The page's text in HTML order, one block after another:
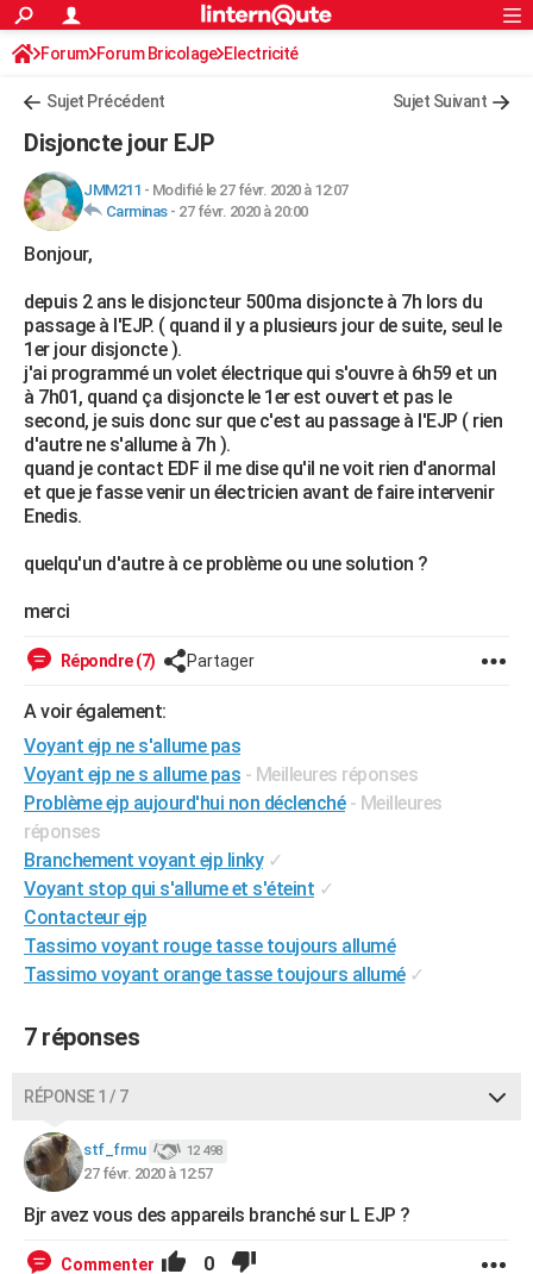
ACTUALITÉS
Politique
Société
Faits Divers
Education
Monde
Villes
+
FINANCE
Retraite
Impôts
Epargne
Immobilier
Risques naturels par ville
Banque
Assurance
Crédit
AUTO
Essais
Réserver un essai
Citadines
Berlines
SUV
Forum auto
+HIGH-TECH
Mobiles
Meilleur smartphone
Internet
Ordinateurs
Jeux vidéo
Guide high-tech
+BRICOLAGE
Forum
Aménagement intérieur
Extérieur
Cuisine
Salle de bains
Jardinage
Rangement
WEEK-END
Guides de France
Escapades
Patrimoine
Expositions
Week-end nature
LIFESTYLE
Art de vivre
Bien-être
Modes de vie
SANTE
Alimentation
Guide de la santé
Maladies
Médicaments
Sommeil
VOYAGE
Destinations
City break
Voyage nature
Voyage de noces
Forum
Climat
+PHOTO
GUIDES D'ACHAT
BONS PLANS
CARTE DE VOEUX
Carte de Noël
Carte Bonne année
Carte Saint-Valentin
Carte Pâques
Carte d'anniversaire
DICTIONNAIRE
Dictionnaire
Biographies
Citations
Expressions
Proverbes
PROGRAMME TV
COPAINS D'AVANT
S'inscrire
Se connecter
Lycées
Collèges
Primaires
Universités
Entreprises
Service militaire
Avis de recherche
AVIS DE DÉCÈS
FORUM
S'inscrire
Connexion
Forum Forum Bricolage Electricité
Sujet Précédent Sujet Suivant
Disjoncte jour EJP
JMM211 - Modifié le 27 févr. 2020 à 12:07
Carminas- 27 févr. 2020 à 20:00
Bonjour,
depuis 2 ans le disjoncteur 500ma disjoncte à 7h lors du
passage à l'EJP. ( quand il y a plusieurs jour de suite, seul le
1er jour disjoncte ).
j'ai programmé un volet électrique qui s'ouvre à 6h59 et un
à 7h01, quand ça disjoncte le 1er est ouvert et pas le
second, je suis donc sur que c'est au passage à l'EJP ( rien
d'autre ne s'allume à 7h ).
quand je contact EDF il me dise qu'il ne voit rien d'anormal
et que je fasse venir un électricien avant de faire intervenir
Enedis.
quelqu'un d'autre à ce problème ou une solution ?
merci
Répondre (7) Partager
A voir également:
Voyant ejp ne s'allume pas
Voyant ejp ne s allume pas - Meilleures réponses
Problème ejp aujourd'hui non déclenché - Meilleures
réponses
Branchement voyant ejp linky ✓
Voyant stop qui s'allume et s'éteint ✓
Contacteur ejp
Tassimo voyant rouge tasse toujours allumé
Tassimo voyant orange tasse toujours allumé ✓
7 réponses
RÉPONSE 1 / 7
stf_frmu 12 498
27 févr. 2020 à 12:57
Bjr avez vous des appareils branché sur L EJP ?
Commenter 0